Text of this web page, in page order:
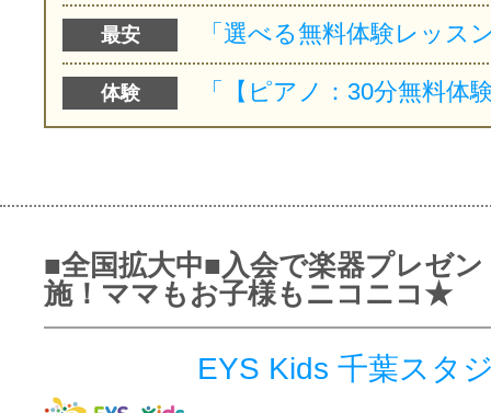
最安
体験
■全国拡大中■入会で楽器プレゼン
施！ママもお子様もニコニコ★
EYS Kids 千葉スタ